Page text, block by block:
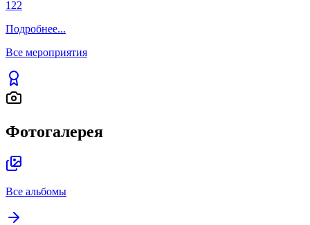
122
Подробнее...
Все мероприятия
Фотогалерея
Все альбомы